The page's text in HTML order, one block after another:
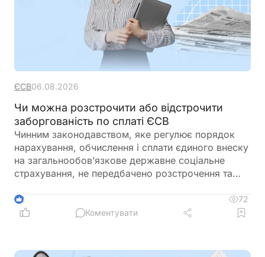
ЄСВ06.08.2026
Чи можна розстрочити або відстрочити
заборгованість по сплаті ЄСВ
Чинним законодавством, яке регулює порядок
нарахування, обчислення і сплати єдиного внеску
на загальнообов’язкове державне соціальне
страхування, не передбачено розстрочення та
внеску
2
72
Коментувати